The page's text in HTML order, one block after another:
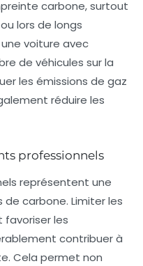
carbone, surtout
lors de longs
voiture avec
de véhicules sur la
les émissions de gaz
réduire les
professionnels
représentent une
carbone. Limiter les
favoriser les
contribuer à
Cela permet non